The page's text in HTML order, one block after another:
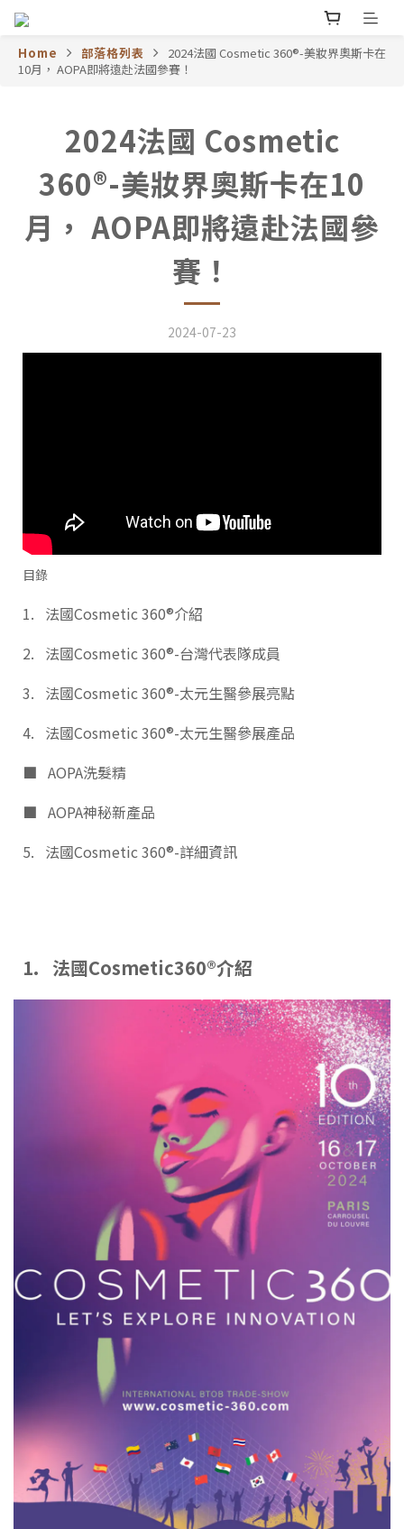
Home 部落格列表
2024法國 Cosmetic 360®-美妝界奧斯卡在
10月， AOPA即將遠赴法國參賽！
2024法國 Cosmetic
360®-美妝界奧斯卡在10
月， AOPA即將遠赴法國參
賽！
2024-07-23
目錄
1. 法國Cosmetic 360®介紹
2. 法國Cosmetic 360®-台灣代表隊成員
3. 法國Cosmetic 360®-太元生醫參展亮點
4. 法國Cosmetic 360®-太元生醫參展產品
■ AOPA洗髮精
■ AOPA神秘新產品
5. 法國Cosmetic 360®-詳細資訊
1. 法國Cosmetic360®介紹